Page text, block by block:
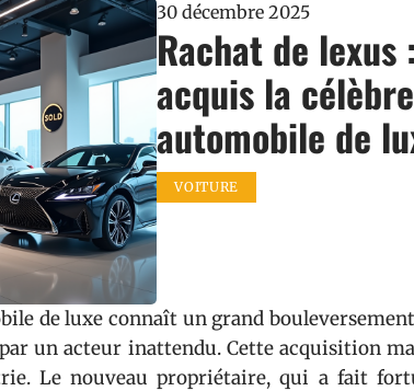
30 décembre 2025
Rachat de lexus
acquis la
automobile de
VOITURE
de luxe connaît un grand
un acteur inattendu. Cette acquisition
Le nouveau propriétaire, qui a fait